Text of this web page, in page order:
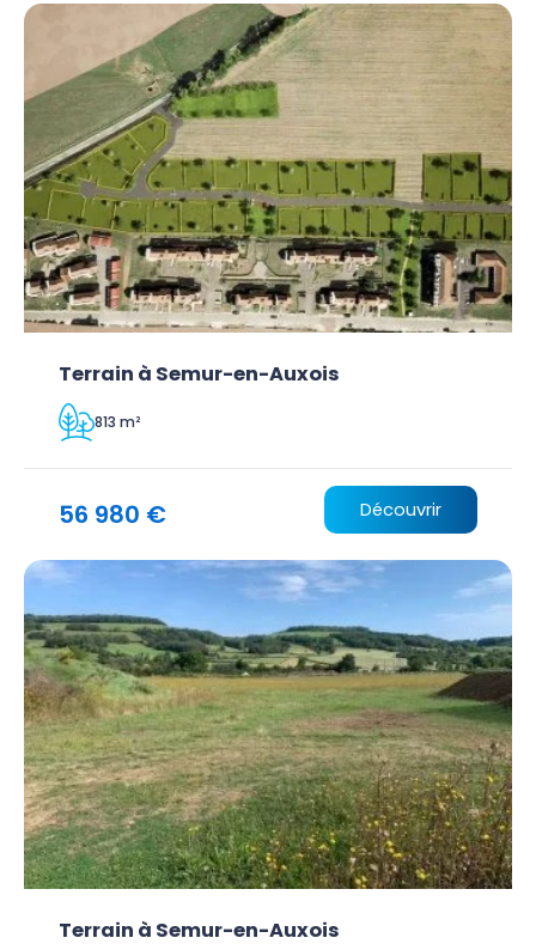
Terrain à Semur-en-Auxois
813 m²
56 980 € Découvrir
Terrain à Semur-en-Auxois